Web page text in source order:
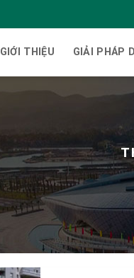
GIỚI THIỆU GIẢI PHÁP